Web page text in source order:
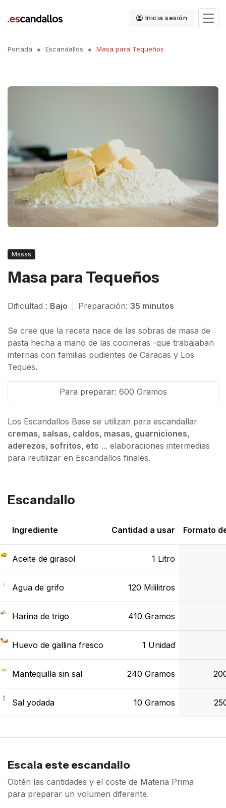
Inicia sesión
Portada Escandallos Masa para Tequeños
Masas
Masa para Tequeños
Dificultad : Bajo Preparación: 35 minutos
Se cree que la receta nace de las sobras de masa de
pasta hecha a mano de las cocineras -que trabajaban
internas con familias pudientes de Caracas y Los
Teques.
Para preparar: 600 Gramos
Los Escandallos Base se utilizan para escandallar
cremas, salsas, caldos, masas, guarniciones,
aderezos, sofritos, etc ... elaboraciones intermedias
para reutilizar en Escandallos finales.
Escandallo
Ingrediente Cantidad a usar Formato
Aceite de girasol 1 Litro
Agua de grifo 120 Mililitros
Harina de trigo 410 Gramos
Huevo de gallina fresco 1 Unidad
Mantequilla sin sal 240 Gramos
Sal yodada 10 Gramos
Escala este escandallo
Obtén las cantidades y el coste de Materia Prima
para preparar un volumen diferente.